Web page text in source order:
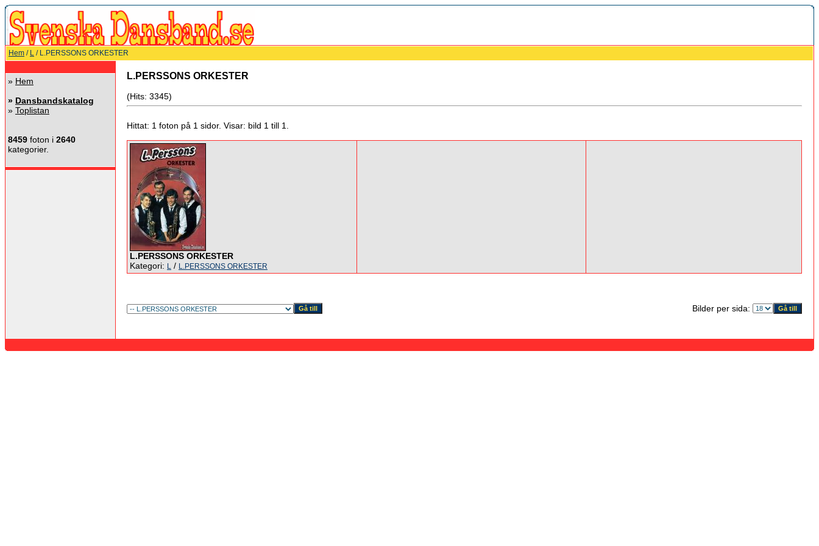
Hem / L / L.PERSSONS ORKESTER
» Hem
» Dansbandskatalog
» Toplistan
8459 foton i 2640
kategorier.
L.PERSSONS ORKESTER
(Hits: 3345)
Hittat: 1 foton på 1 sidor. Visar: bild 1 till 1.
L.PERSSONS ORKESTER
Kategori: L / L.PERSSONS ORKESTER
Bilder per sida: